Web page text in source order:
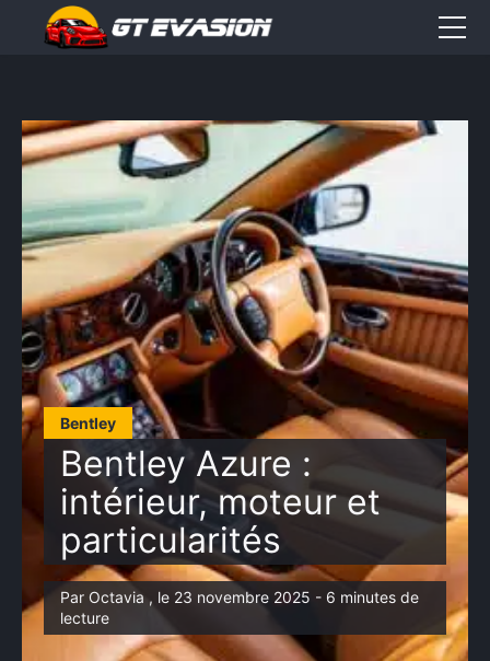
Bentley
Bentley Azure :
intérieur, moteur et
particularités
Par Octavia , le 23 novembre 2025 - 6 minutes de
lecture
Sorties
CONTACT
Élément
de
menu
Élément
de
menu
Élément
de
menu